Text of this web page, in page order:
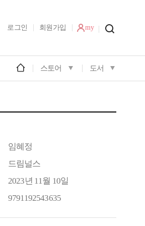
로그인 회원가입 my
스토어 도서
임혜정
드림널스
2023년 11월 10일
9791192543635